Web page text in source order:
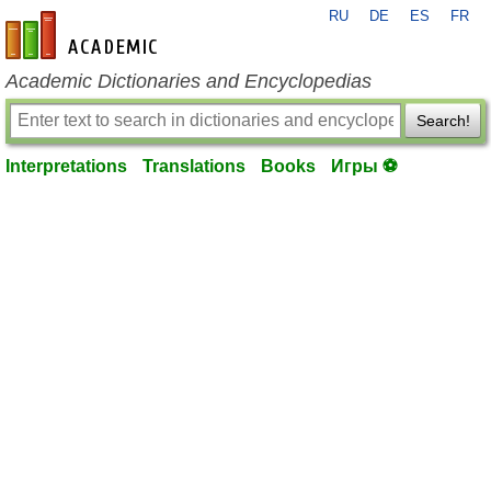
en-academic.com
RU DE ES FR
Academic Dictionaries and Encyclopedias
Search!
Interpretations Translations Books Игры ⚽